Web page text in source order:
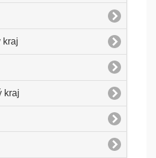
kraj
kraj